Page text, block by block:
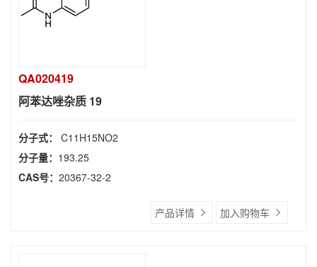
QA020419
阿苯达唑杂质 19
分子式： C11H15NO2
分子量： 193.25
CAS号： 20367-32-2
产品详情 加入购物车